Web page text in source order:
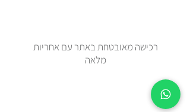
רכישה מאובטחת באתר עם אחריות
מלאה